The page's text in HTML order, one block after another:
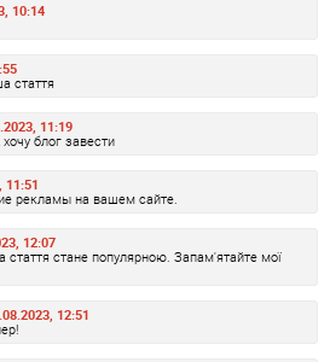
10:14
стаття
11:19
блог завести
11:51
рекламы на вашем сайте.
12:07
стане популярною. Запам'ятайте мої
12:51